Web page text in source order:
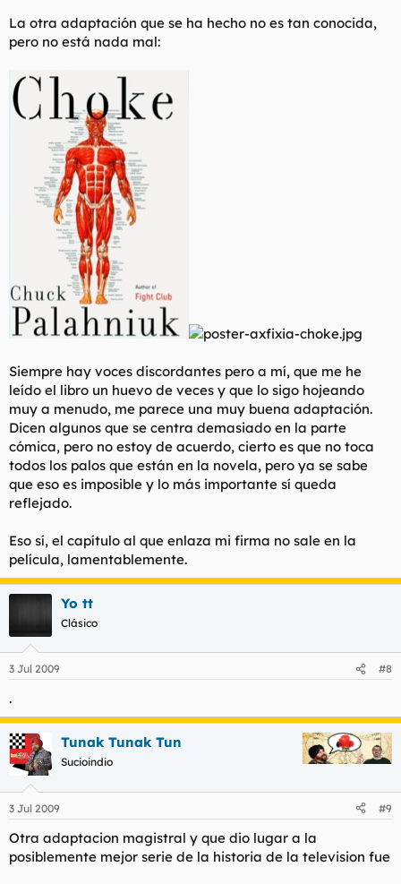
La otra adaptación que se ha hecho no es tan conocida,
pero no está nada mal:
Siempre hay voces discordantes pero a mí, que me he
leído el libro un huevo de veces y que lo sigo hojeando
muy a menudo, me parece una muy buena adaptación.
Dicen algunos que se centra demasiado en la parte
cómica, pero no estoy de acuerdo, cierto es que no toca
todos los palos que están en la novela, pero ya se sabe
que eso es imposible y lo más importante sí queda
reflejado.
Eso sí, el capítulo al que enlaza mi firma no sale en la
película, lamentablemente.
Yo tt
Clásico
3 Jul 2009 #8
.
Tunak Tunak Tun
Sucioindio
3 Jul 2009 #9
Otra adaptacion magistral y que dio lugar a la
posiblemente mejor serie de la historia de la television fue